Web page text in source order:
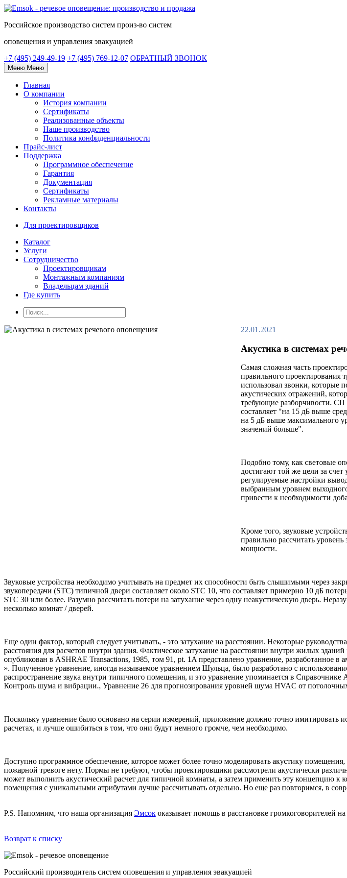
Российское производство систем произ-во систем
оповещения и управления эвакуацией
+7 (495) 249-49-19 +7 (495) 769-12-07 ОБРАТНЫЙ ЗВОНОК
Меню Меню
Главная
О компании
История компании
Сертификаты
Реализованные объекты
Наше производство
Политика конфиденциальности
Прайс-лист
Поддержка
Программное обеспечение
Гарантия
Документация
Сертификаты
Рекламные материалы
Контакты
Для проектировщиков
Каталог
Услуги
Сотрудничество
Проектировщикам
Монтажным компаниям
Владельцам зданий
Где купить
22.01.2021
Акустика в системах
Самая сложная часть
правильного проектирования
использовал звонки, которые
акустических отражений,
требующие разборчивости. СП
составляет "на 15 дБ выше
на 5 дБ выше максимального
значений больше".
Подобно тому, как световые
достигают той же цели за
регулируемые настройки
выбранным уровнем
привести к необходимости
Кроме того, звуковые
правильно рассчитать
мощности.
Звуковые устройства необходимо учитывать на предмет их способности быть слышимыми через
звукопередачи (STC) типичной двери составляет около STC 10, что составляет примерно 10 дБ
STC 30 или более. Разумно рассчитать потери на затухание через одну неакустическую дверь.
несколько комнат / дверей.
Еще один фактор, который следует учитывать, - это затухание на расстоянии. Некоторые
расстояния для расчетов внутри здания. Фактическое затухание на расстоянии внутри жилых
опубликован в ASHRAE Transactions, 1985, том 91, pt. 1A представлено уравнение, разработанное
». Полученное уравнение, иногда называемое уравнением Шульца, было разработано с
распространение звука внутри типичного помещения, и это уравнение упоминается в
Контроль шума и вибрации., Уравнение 26 для прогнозирования уровней шума HVAC от
Поскольку уравнение было основано на серии измерений, приложение должно точно имитировать
расчетах, и лучше ошибиться в том, что они будут немного громче, чем необходимо.
Доступно программное обеспечение, которое может более точно моделировать акустику
пожарной тревоге нету. Нормы не требуют, чтобы проектировщики рассмотрели акустически
может выполнить акустический расчет для типичной комнаты, а затем применить эту концепцию
помещения с уникальными атрибутами лучше рассчитывать отдельно. Но еще раз повторимся, в
P.S. Напомним, что наша организация Эмсок оказывает помощь в расстановке громкоговорителей
Возврат к списку
Российский производитель систем оповещения и управления эвакуацией